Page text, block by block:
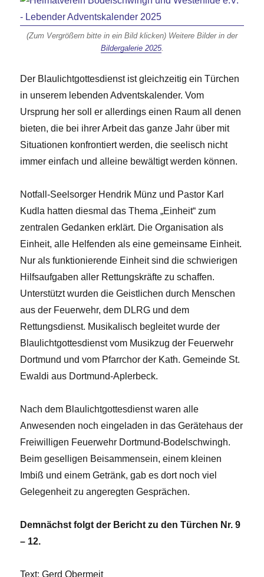
(Zum Vergrößern bitte in ein Bild klicken) Weitere Bilder in der
Bildergalerie 2025.
Der Blaulichtgottesdienst ist gleichzeitig ein Türchen
in unserem lebenden Adventskalender. Vom
Ursprung her soll er allerdings einen Raum all denen
bieten, die bei ihrer Arbeit das ganze Jahr über mit
Situationen konfrontiert werden, die seelisch nicht
immer einfach und alleine bewältigt werden können.
Notfall-Seelsorger Hendrik Münz und Pastor Karl
Kudla hatten diesmal das Thema „Einheit“ zum
zentralen Gedanken erklärt. Die Organisation als
Einheit, alle Helfenden als eine gemeinsame Einheit.
Nur als funktionierende Einheit sind die schwierigen
Hilfsaufgaben aller Rettungskräfte zu schaffen.
Unterstützt wurden die Geistlichen durch Menschen
aus der Feuerwehr, dem DLRG und dem
Rettungsdienst. Musikalisch begleitet wurde der
Blaulichtgottesdienst vom Musikzug der Feuerwehr
Dortmund und vom Pfarrchor der Kath. Gemeinde St.
Ewaldi aus Dortmund-Aplerbeck.
Nach dem Blaulichtgottesdienst waren alle
Anwesenden noch eingeladen in das Gerätehaus der
Freiwilligen Feuerwehr Dortmund-Bodelschwingh.
Beim geselligen Beisammensein, einem kleinen
Imbiß und einem Getränk, gab es dort noch viel
Gelegenheit zu angeregten Gesprächen.
Demnächst folgt der Bericht zu den Türchen Nr. 9
– 12.
Text: Gerd Obermeit